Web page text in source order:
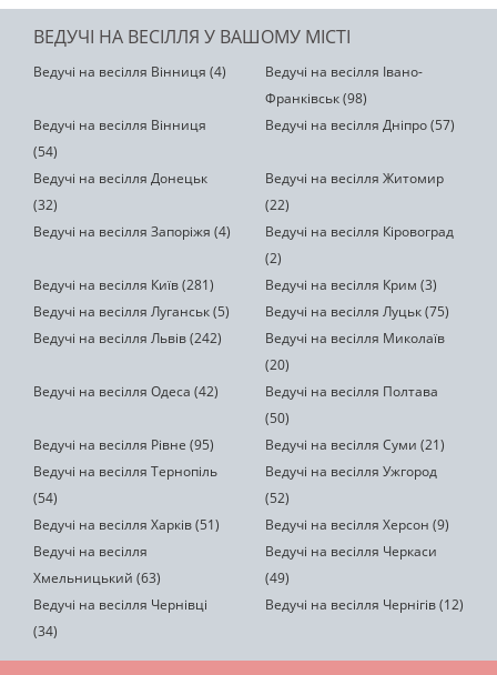
ВЕДУЧІ НА ВЕСІЛЛЯ У ВАШОМУ МІСТІ
Ведучі на весілля Вінниця (4)
Ведучі на весілля Івано-
Франківськ (98)
Ведучі на весілля Вінниця
(54)
Ведучі на весілля Дніпро (57)
Ведучі на весілля Донецьк
(32)
Ведучі на весілля Житомир
(22)
Ведучі на весілля Запоріжя (4)
Ведучі на весілля Кіровоград
(2)
Ведучі на весілля Київ (281)
Ведучі на весілля Крим (3)
Ведучі на весілля Луганськ (5)
Ведучі на весілля Луцьк (75)
Ведучі на весілля Львів (242)
Ведучі на весілля Миколаїв
(20)
Ведучі на весілля Одеса (42)
Ведучі на весілля Полтава
(50)
Ведучі на весілля Рівне (95)
Ведучі на весілля Суми (21)
Ведучі на весілля Тернопіль
(54)
Ведучі на весілля Ужгород
(52)
Ведучі на весілля Харків (51)
Ведучі на весілля Херсон (9)
Ведучі на весілля
Хмельницький (63)
Ведучі на весілля Черкаси
(49)
Ведучі на весілля Чернівці
(34)
Ведучі на весілля Чернігів (12)